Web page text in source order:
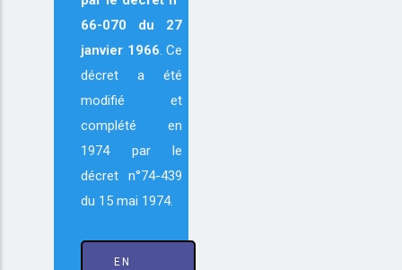
66-070 du 27
janvier 1966. Ce
décret a été
modifié et
complété en
1974 par le
décret n°74-439
du 15 mai 1974.
EN